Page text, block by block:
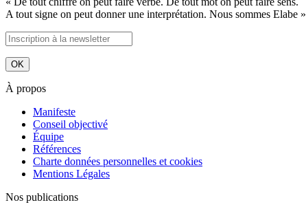
A tout signe on peut donner une interprétation. Nous sommes Elabe »
À propos
Manifeste
Conseil objectivé
Équipe
Références
Charte données personnelles et cookies
Mentions Légales
Nos publications